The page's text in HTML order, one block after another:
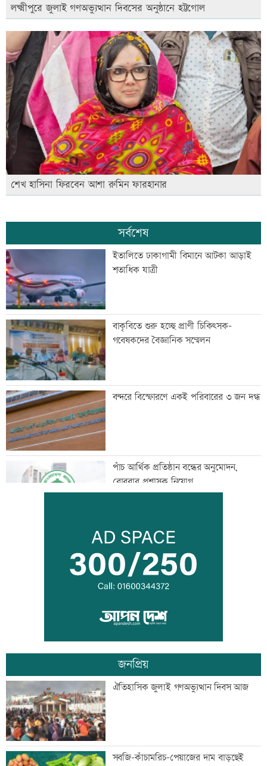
লক্ষ্মীপুরে জুলাই গণঅভ্যুত্থান দিবসের অনুষ্ঠানে হট্টগোল
শেখ হাসিনা ফিরবেন আশা রুমিন ফারহানার
সর্বশেষ
ইতালিতে ঢাকাগামী বিমানে আটকা আড়াই
শতাধিক যাত্রী
বাকৃবিতে শুরু হচ্ছে প্রাণী চিকিৎসক-
গবেষকদের বৈজ্ঞানিক সম্মেলন
বন্দরে বিস্ফোরণে একই পরিবারের ৩ জন দগ্ধ
পাঁচ আর্থিক প্রতিষ্ঠান বন্ধের অনুমোদন,
রোববার প্রশাসক নিয়োগ
ঢাকা-ময়মনসিংহ রেল যোগাযোগ স্বাভাবিক
সিঙ্গাপুর থেকে এক কার্গো এলএনজি কিনবে
সরকার
মান্দায় ২৯৬ বোতলসহ দুই মাদক কারবারি
আটক
গুরুত্বপূর্ণ ব্যক্তিদের নিয়ে অপপ্রচারের বিরুদ্ধে
জনপ্রিয়
ঐতিহাসিক জুলাই গণঅভ্যুত্থান দিবস আজ
সবজি-কাঁচামরিচ-পেয়াজের দাম বাড়ছেই